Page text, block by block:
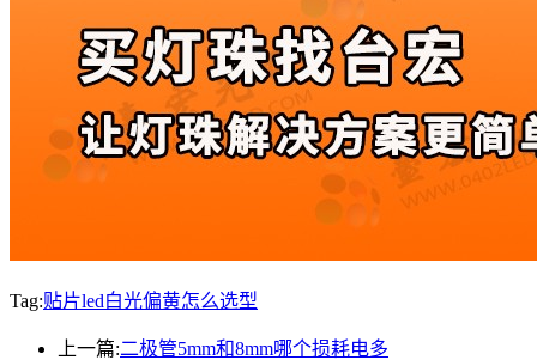
Tag:贴片led白光偏黄怎么选型
上一篇:二极管5mm和8mm哪个损耗电多